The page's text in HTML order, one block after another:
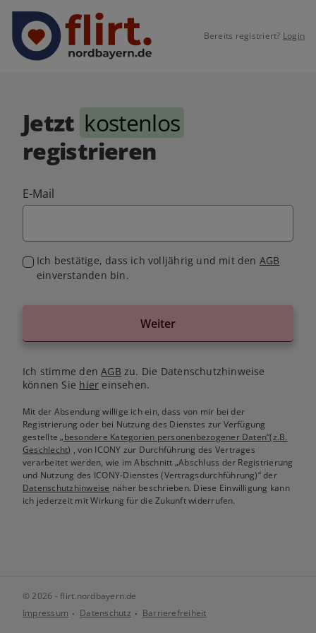
Bereits registriert? Login
Jetzt kostenlos
registrieren
E-Mail
Ich bestätige, dass ich volljährig und mit den AGB
einverstanden bin.
Weiter
Ich stimme denAGB zu. Die Datenschutzhinweise
können Sie hier einsehen.
Mit der Absendung willige ich ein, dass von mir bei der
Registrierung oder bei Nutzung des Dienstes zur Verfügung
gestellte„besondere Kategorien personenbezogener Daten“(z.B.
Geschlecht) , von ICONY zur Durchführung des Vertrages
verarbeitet werden, wie im Abschnitt „Abschluss der Registrierung
und Nutzung des ICONY-Dienstes (Vertragsdurchführung)“ der
Datenschutzhinweise näher beschrieben. Diese Einwilligung kann
ich jederzeit mit Wirkung für die Zukunft widerrufen.
© 2026 - flirt.nordbayern.de
Impressum
Datenschutz Barrierefreiheit